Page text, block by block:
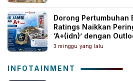
Dorong Pertumbuhan
Ratings Naikkan
‘A+(idn)’ dengan
3 minggu yang lalu
INFOTAINMENT